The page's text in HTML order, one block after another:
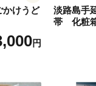
かけうど
円
淡路島手
帯 化粧箱